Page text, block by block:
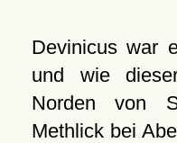
Devinicus war
und wie
Norden von
Methlickbei